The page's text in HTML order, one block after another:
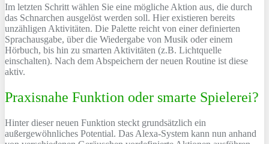
Im letzten Schritt wählen Sie eine mögliche Aktion aus, die durch
das Schnarchen ausgelöst werden soll. Hier existieren bereits
unzähligen Aktivitäten. Die Palette reicht von einer definierten
Sprachausgabe, über die Wiedergabe von Musik oder einem
Hörbuch, bis hin zu smarten Aktivitäten (z.B. Lichtquelle
einschalten). Nach dem Abspeichern der neuen Routine ist diese
aktiv.
Praxisnahe Funktion oder smarte Spielerei?
Hinter dieser neuen Funktion steckt grundsätzlich ein
außergewöhnliches Potential. Das Alexa-System kann nun anhand